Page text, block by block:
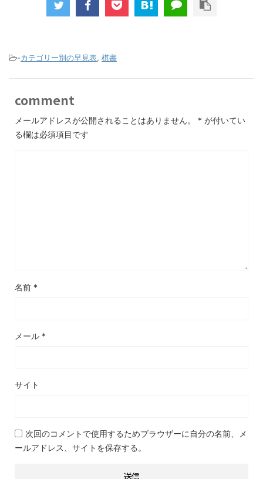
-カテゴリー別の早見表, 棋書
comment
メールアドレスが公開されることはありません。 * が付いてい
る欄は必須項目です
名前 *
メール *
サイト
次回のコメントで使用するためブラウザーに自分の名前、メ
ールアドレス、サイトを保存する。